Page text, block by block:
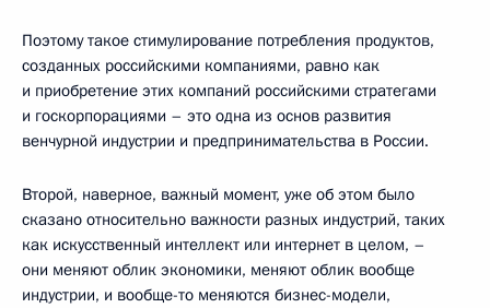
Поэтому такое стимулирование потребления продуктов,
созданных российскими компаниями, равно как
и приобретение этих компаний российскими стратегами
и госкорпорациями – это одна из основ развития
венчурной индустрии и предпринимательства в России.
Второй, наверное, важный момент, уже об этом было
сказано относительно важности разных индустрий, таких
как искусственный интеллект или интернет в целом, –
они меняют облик экономики, меняют облик вообще
индустрии, и вообще-то меняются бизнес-модели,